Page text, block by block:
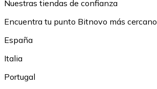
Nuestras tiendas de confianza
Encuentra tu punto Bitnovo más cercano
España
Italia
Portugal